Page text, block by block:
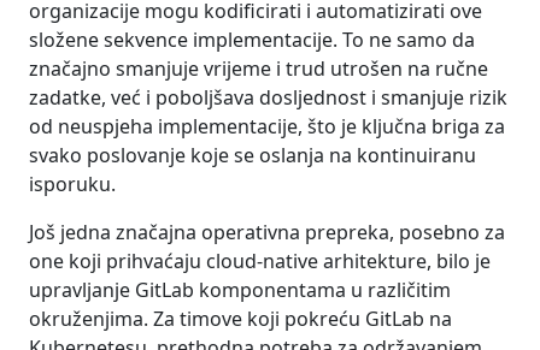
organizacije mogu kodificirati i automatizirati ove
složene sekvence implementacije. To ne samo da
značajno smanjuje vrijeme i trud utrošen na ručne
zadatke, već i poboljšava dosljednost i smanjuje rizik
od neuspjeha implementacije, što je ključna briga za
svako poslovanje koje se oslanja na kontinuiranu
isporuku.
Još jedna značajna operativna prepreka, posebno za
one koji prihvaćaju cloud-native arhitekture, bilo je
upravljanje GitLab komponentama u različitim
okruženjima. Za timove koji pokreću GitLab na